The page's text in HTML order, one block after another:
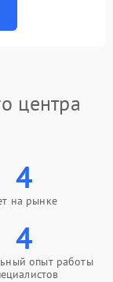
центра
4
на рынке
4
опыт работы